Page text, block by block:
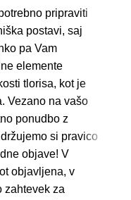
pripraviti
postavi, saj
pa Vam
elemente
tlorisa, kot je
Vezano na vašo
ponudbo z
si pravico
objave! V
objavljena, v
zahtevek za